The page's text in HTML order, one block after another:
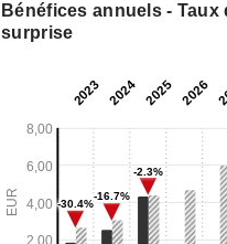
Bénéfices annuels - Taux
surprise